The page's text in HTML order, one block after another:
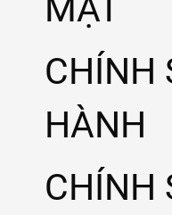
MẬT
CHÍNH
HÀNH
CHÍNH